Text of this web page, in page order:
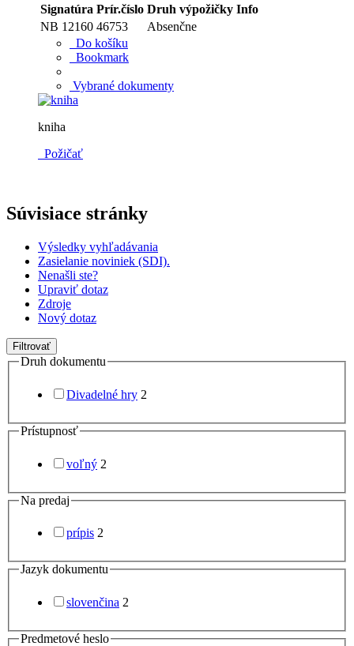
Signatúra Prír.číslo Druh výpožičky Info
NB 12160 46753
Absenčne
Do košíku
Bookmark
Vybrané dokumenty
kniha
Požičať
Súvisiace stránky
Výsledky vyhľadávania
Zasielanie noviniek (SDI).
Nenašli ste?
Upraviť dotaz
Zdroje
Nový dotaz
Filtrovať
Druh dokumentu
Divadelné hry 2
Prístupnosť
voľný 2
Na predaj
prípis 2
Jazyk dokumentu
slovenčina 2
Predmetové heslo